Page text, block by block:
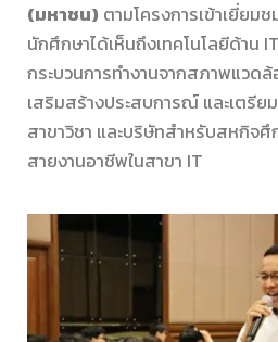
(มหาชน) ตามโครงการเข้าเยี่ยม
นักศึกษาได้เห็นถึงเทคโนโลยีด้าน
กระบวนการทำงานจากสภาพแวด
เสริมสร้างประสบการณ์ และเตรีย
สาขาวิชา และบริษัทสำหรับสหกิจศึ
สายงานอาชีพในสาขา IT